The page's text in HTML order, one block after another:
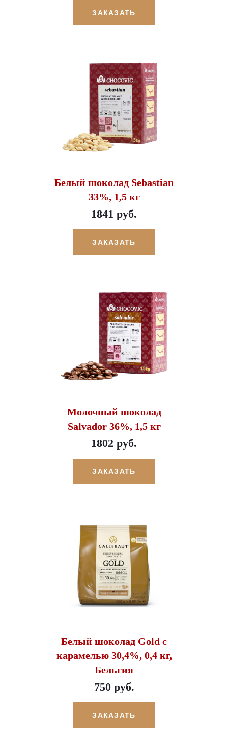
ЗАКАЗАТЬ
Белый шоколад Sebastian
33%, 1,5 кг
1841 руб.
ЗАКАЗАТЬ
Молочный шоколад
Salvador 36%, 1,5 кг
1802 руб.
ЗАКАЗАТЬ
Белый шоколад Gold с
карамелью 30,4%, 0,4 кг,
Бельгия
750 руб.
ЗАКАЗАТЬ